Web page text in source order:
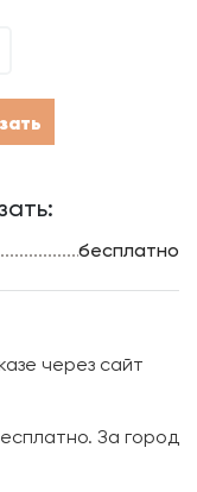
бесплатно
через сайт
За город